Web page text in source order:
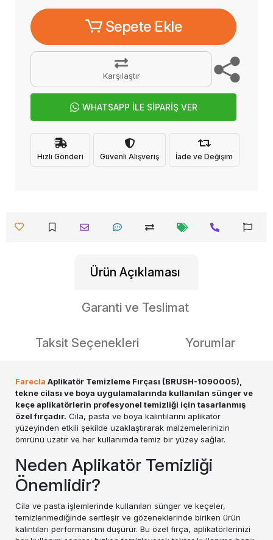
Sepete Ekle
Karşılaştır
WHATSAPP İLE SİPARİŞ VER
Hızlı Gönderi Güvenli Alışveriş İade ve Değişim
Ürün Açıklaması
Garanti ve Teslimat
Taksit Seçenekleri Yorumlar
Farecla Aplikatör Temizleme Fırçası (BRUSH-1090005),
tekne cilası ve boya uygulamalarında kullanılan sünger ve
keçe aplikatörlerin profesyonel temizliği için tasarlanmış
özel fırçadır. Cila, pasta ve boya kalıntılarını aplikatör
yüzeyinden etkili şekilde uzaklaştırarak malzemelerinizin
ömrünü uzatır ve her kullanımda temiz bir yüzey sağlar.
Neden Aplikatör Temizliği
Önemlidir?
Cila ve pasta işlemlerinde kullanılan sünger ve keçeler,
temizlenmediğinde sertleşir ve gözeneklerinde biriken ürün
kalıntıları performansını düşürür. Bu özel fırça, aplikatörlerinizi